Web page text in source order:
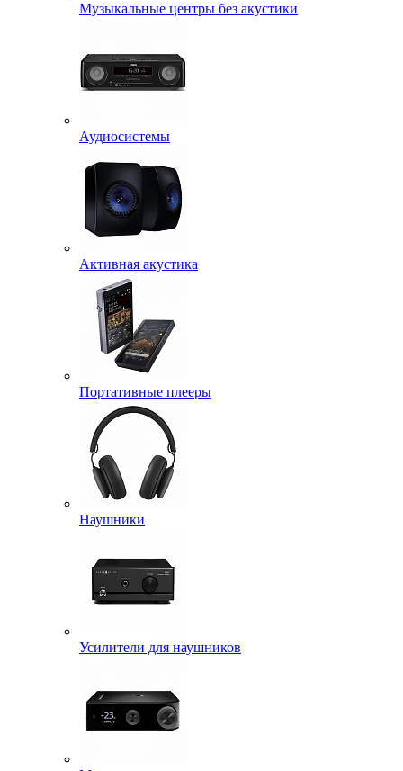
Музыкальные центры без акустики
Аудиосистемы
Активная акустика
Портативные плееры
Наушники
Усилители для наушников